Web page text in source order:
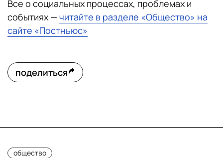
Все о социальных процессах, проблемах и
событиях — читайте в разделе «Общество» на
сайте «Постньюс»
поделиться
общество